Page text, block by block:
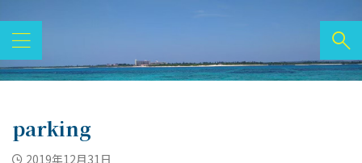
parking
2019年12月31日